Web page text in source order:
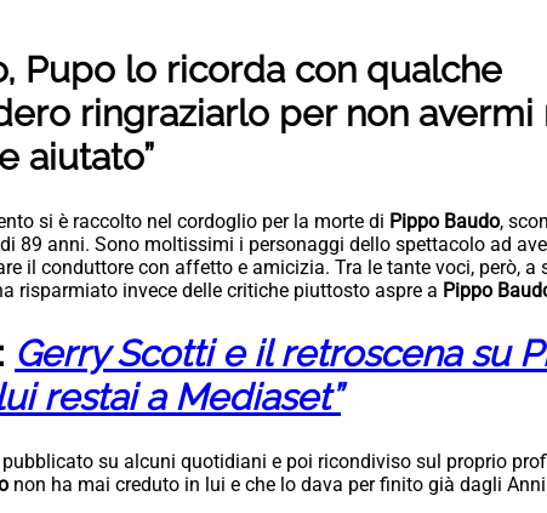
Pupo lo ricorda con qualche
ringraziarlo per non avermi
aiutato”
si è raccolto nel cordoglio per la morte di Pippo Baudo,
89 anni. Sono moltissimi i personaggi dello spettacolo ad
il conduttore con affetto e amicizia. Tra le tante voci, però, a
risparmiato invece delle critiche piuttosto aspre a Pippo
Gerry Scotti e il retroscena su
restai a Mediaset”
su alcuni quotidiani e poi ricondiviso sul proprio
non ha mai creduto in lui e che lo dava per finito già dagli